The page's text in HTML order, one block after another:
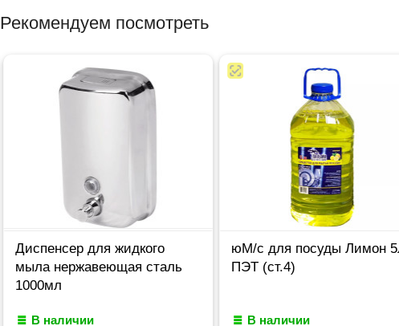
Рекомендуем посмотреть
Диспенсер для жидкого
мыла нержавеющая сталь
1000мл
В наличии
юМ/с для посуды Лимон
ПЭТ (ст.4)
В наличии